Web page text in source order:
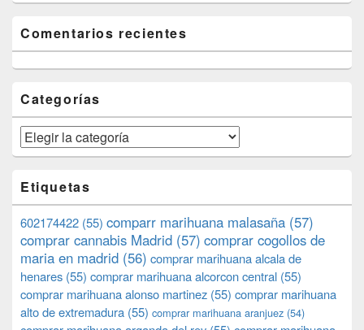
Comentarios recientes
Categorías
Categorías
Etiquetas
602174422 (55) comparr marihuana malasaña (57)
comprar cannabis Madrid (57) comprar cogollos de
maria en madrid (56) comprar marihuana alcala de
henares (55) comprar marihuana alcorcon central (55)
comprar marihuana alonso martinez (55) comprar marihuana
alto de extremadura (55) comprar marihuana aranjuez (54)